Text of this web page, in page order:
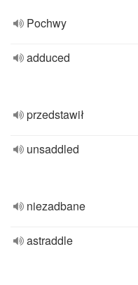
Pochwy
adduced
przedstawił
unsaddled
niezadbane
astraddle